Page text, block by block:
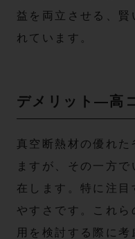
益を両立させる、賢
れています。
デメリット—高
真空断熱材の優れた
ますが、その一方
在します。特に注目
やすさです。これら
用を検討する際に